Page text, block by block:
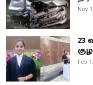
Nov
23
Feb